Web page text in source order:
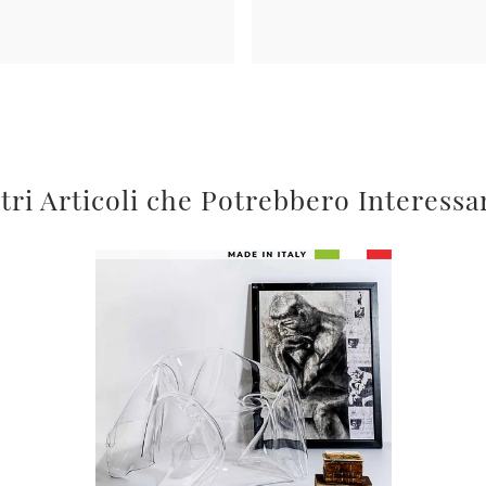
Articoli che Potrebbero